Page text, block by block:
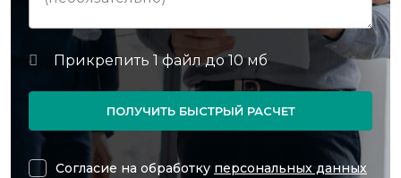
ПОЛУЧИТЬ БЫСТРЫЙ РАСЧЕТ
Согласие на обработку персональных данных